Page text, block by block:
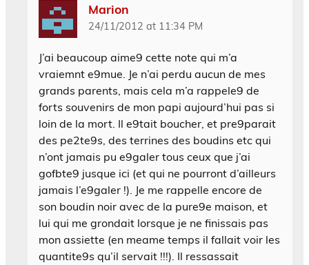
Marion
24/11/2012 at 11:34 PM
J’ai beaucoup aime9 cette note qui m’a
vraiemnt e9mue. Je n’ai perdu aucun de mes
grands parents, mais cela m’a rappele9 de
forts souvenirs de mon papi aujourd’hui pas si
loin de la mort. Il e9tait boucher, et pre9parait
des pe2te9s, des terrines des boudins etc qui
n’ont jamais pu e9galer tous ceux que j’ai
gofbte9 jusque ici (et qui ne pourront d’ailleurs
jamais l’e9galer !). Je me rappelle encore de
son boudin noir avec de la pure9e maison, et
lui qui me grondait lorsque je ne finissais pas
mon assiette (en meame temps il fallait voir les
quantite9s qu’il servait !!!). Il ressassait